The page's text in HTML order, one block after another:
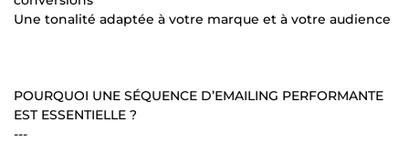
Une tonalité adaptée à votre marque et à votre audience
POURQUOI UNE SÉQUENCE D’EMAILING PERFORMANTE
EST ESSENTIELLE ?
---